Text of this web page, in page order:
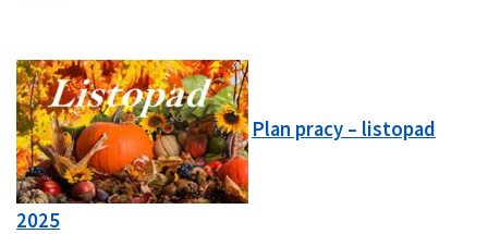
Plan pracy – listopad
2025